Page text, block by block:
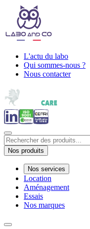
L'actu du labo
Qui sommes-nous ?
Nous contacter
Nos produits
Nos services
Location
Aménagement
Essais
Nos marques